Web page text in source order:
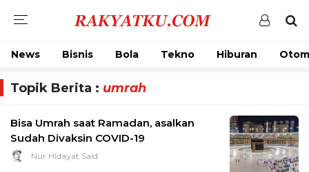
News Bisnis Bola Tekno Hiburan
Topik Berita : umrah
Bisa Umrah saat Ramadan, asalkan
Sudah Divaksin COVID-19
Nur Hidayat Said